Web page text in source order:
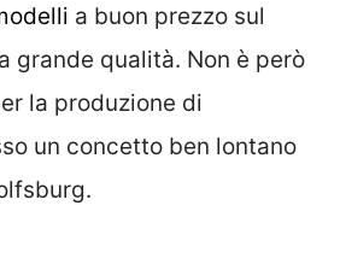
a buon prezzo sul
grande qualità. Non è però
la produzione di
un concetto ben lontano